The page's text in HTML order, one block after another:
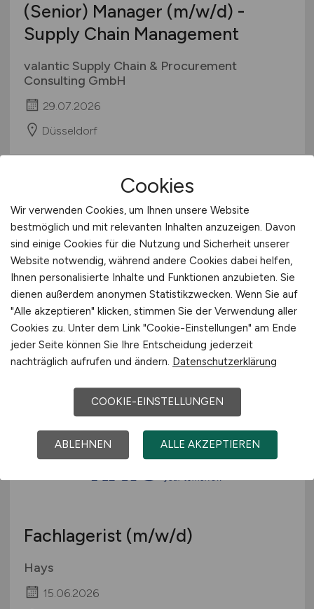
(Senior) Manager (m/w/d) -
Supply Chain Management
valantic Supply Chain & Procurement
Consulting GmbH
29.07.2026
Düsseldorf
Lagermitarbeiter(m/w/d)
DICO Drinks GmbH
25.07.2026
Fachlagerist (m/w/d)
Hays
15.06.2026
Cookies
Wir verwenden Cookies, um Ihnen unsere Website
bestmöglich und mit relevanten Inhalten anzuzeigen. Davon
sind einige Cookies für die Nutzung und Sicherheit unserer
Website notwendig, während andere Cookies dabei helfen,
Ihnen personalisierte Inhalte und Funktionen anzubieten. Sie
dienen außerdem anonymen Statistikzwecken. Wenn Sie auf
"Alle akzeptieren" klicken, stimmen Sie der Verwendung aller
Cookies zu. Unter dem Link "Cookie-Einstellungen" am Ende
jeder Seite können Sie Ihre Entscheidung jederzeit
nachträglich aufrufen und ändern. Datenschutzerklärung
COOKIE-EINSTELLUNGEN
ABLEHNEN ALLE AKZEPTIEREN